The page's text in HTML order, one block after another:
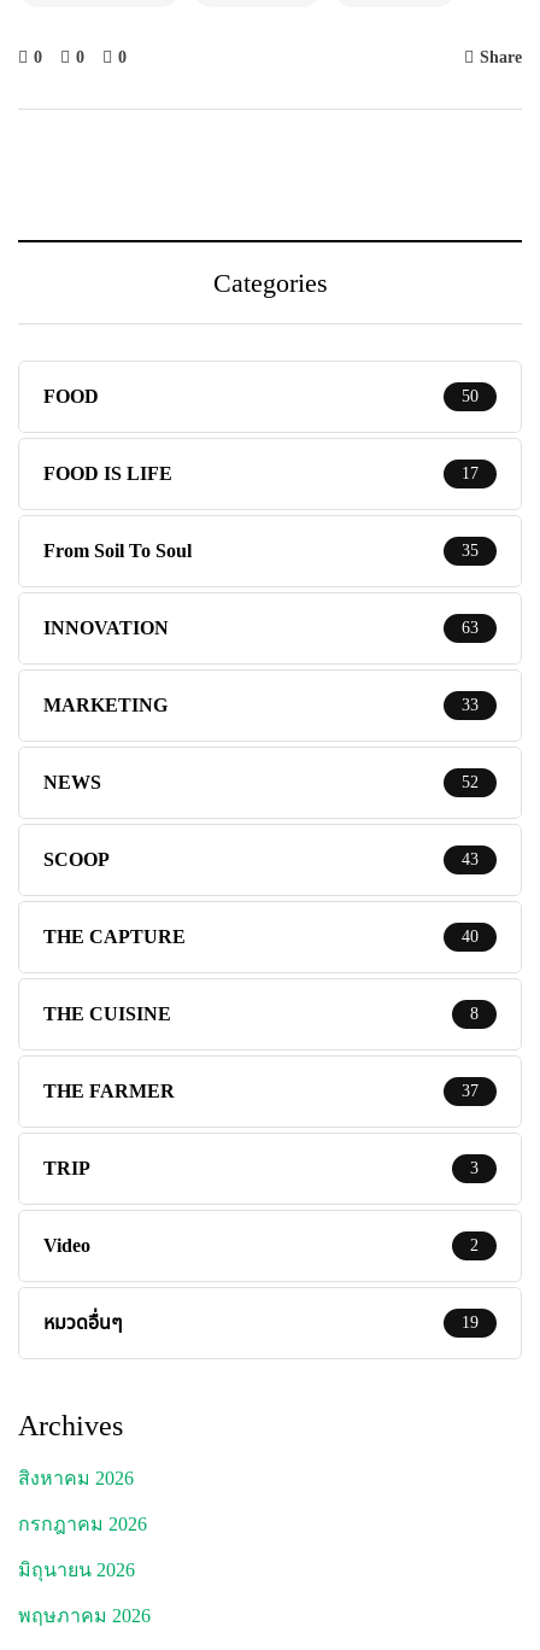
0 0 0 Share
Categories
FOOD 50
FOOD IS LIFE 17
From Soil To Soul 35
INNOVATION 63
MARKETING 33
NEWS 52
SCOOP 43
THE CAPTURE 40
THE CUISINE 8
THE FARMER 37
TRIP 3
Video 2
หมวดอื่นๆ 19
Archives
สิงหาคม 2026
กรกฎาคม 2026
มิถุนายน 2026
พฤษภาคม 2026